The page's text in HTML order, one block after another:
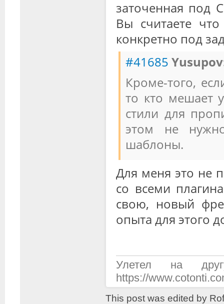
заточенная под
Вы считаете что
конкретно под
#41685
Кроме-того,
то кто мешает
стили для
этом не
шаблоны.
Для меня это не
со всеми
свою, новый
опыта для этого
Улетел на
https://
This post was edited by